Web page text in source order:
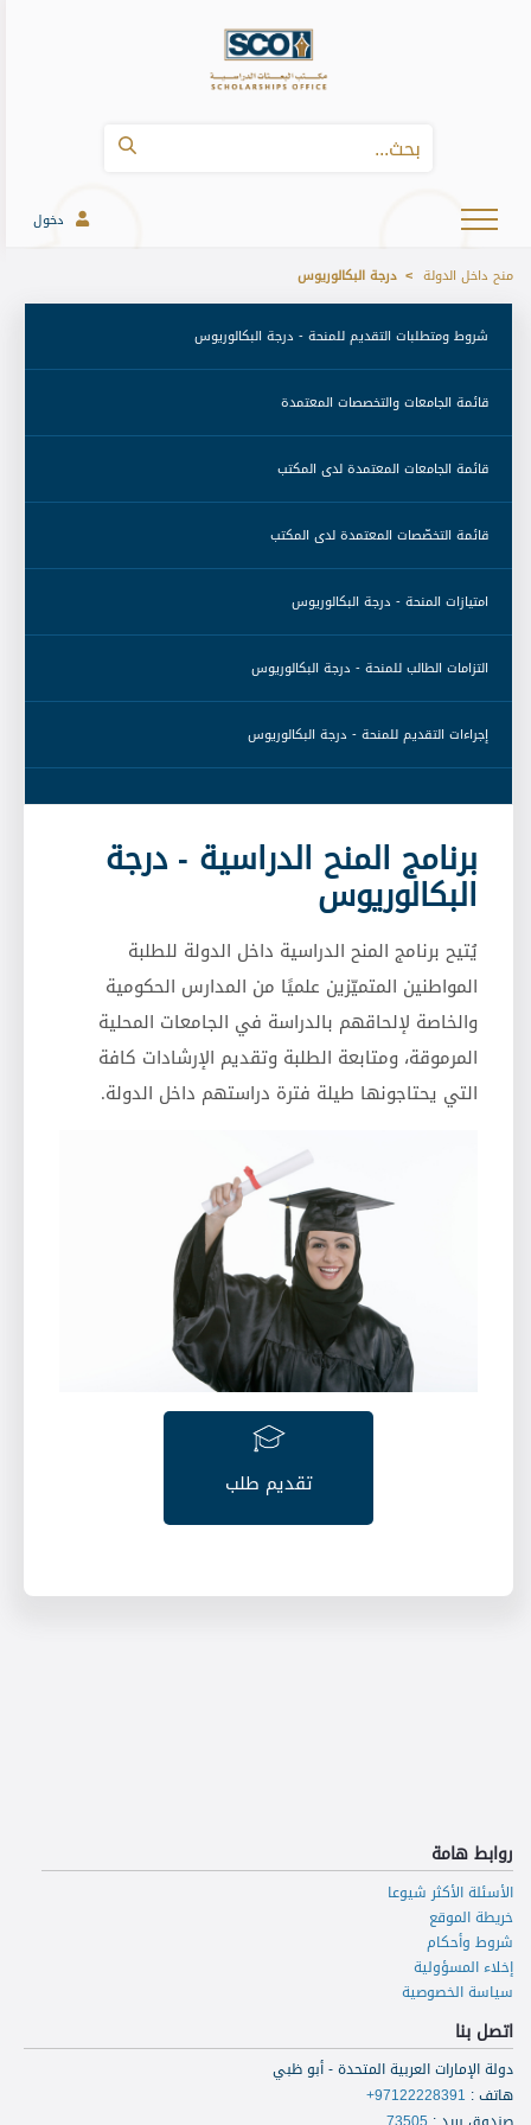
دخول
منح داخل الدولة درجة البكالوريوس
برنامج المنح الدراسية - درجة
البكالوريوس
يُتيح برنامج المنح الدراسية داخل الدولة للطلبة
المواطنين المتميّزين علميًا من المدارس الحكومية
والخاصة لإلحاقهم بالدراسة في الجامعات المحلية
المرموقة، ومتابعة الطلبة وتقديم الإرشادات كافة
التي يحتاجونها طيلة فترة دراستهم داخل الدولة.
تقديم طلب
روابط هامة
الأسئلة الأكثر شيوعا
خريطة الموقع
شروط وأحكام
إخلاء المسؤولية
سياسة الخصوصية
اتصل بنا
دولة الإمارات العربية المتحدة - أبو ظبي
هاتف:
+97122228391
73505